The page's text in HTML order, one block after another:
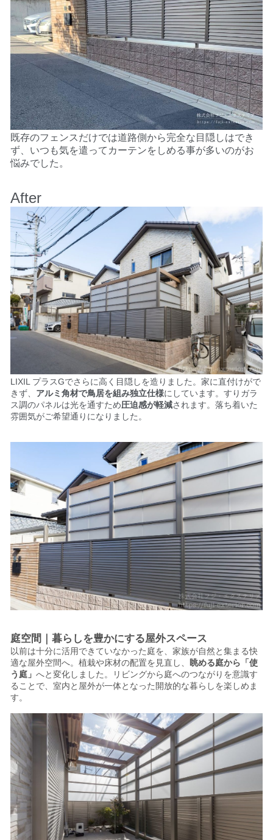
既存のフェンスだけでは道路側から完全な目隠しはでき
ず、 いつも気を遣ってカーテンをしめる事が多いのがお
悩みでした。
After
LIXIL プラスGでさらに高く目隠しを造りました。家に直付けがで
きず、 アルミ角材で鳥居を組み独立仕様にしています。すりガラ
ス調のパネルは光を通すため圧迫感が軽減されます。落ち着いた
雰囲気がご希望通りになりました。
庭空間｜暮らしを豊かにする屋外スペース
以前は十分に活用できていなかった庭を、家族が自然と集まる快
適な屋外空間へ。植栽や床材の配置を見直し、 眺める庭から「使
う庭」へと変化しました。
リビングから庭へのつながりを意識す
ることで、室内と屋外が一体となった開放的な暮らしを楽しめま
す。